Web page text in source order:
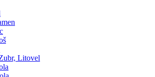
Litovel